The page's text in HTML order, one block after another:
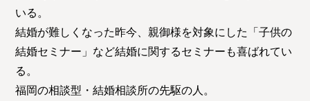
いる。
結婚が難しくなった昨今、親御様を対象にした「子供の
結婚セミナー」など結婚に関するセミナーも喜ばれてい
る。
福岡の相談型・結婚相談所の先駆の人。